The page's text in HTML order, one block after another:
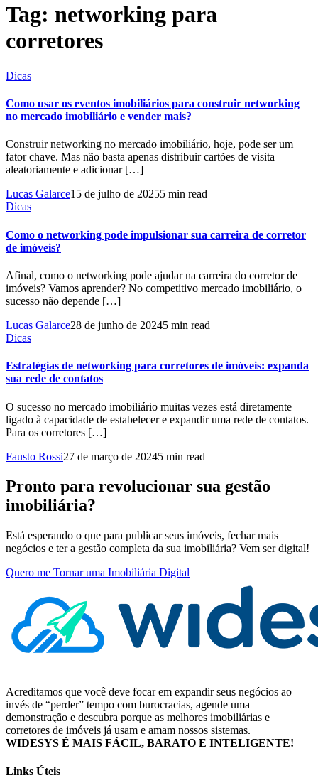
Tag: networking para
corretores
Dicas
Como usar os eventos imobiliários para construir networking
no mercado imobiliário e vender mais?
Construir networking no mercado imobiliário, hoje, pode ser um
fator chave. Mas não basta apenas distribuir cartões de visita
aleatoriamente e adicionar […]
Lucas Galarce15 de julho de 20255 min read
Dicas
Como o networking pode impulsionar sua carreira de corretor
de imóveis?
Afinal, como o networking pode ajudar na carreira do corretor de
imóveis? Vamos aprender? No competitivo mercado imobiliário, o
sucesso não depende […]
Lucas Galarce28 de junho de 20245 min read
Dicas
Estratégias de networking para corretores de imóveis: expanda
sua rede de contatos
O sucesso no mercado imobiliário muitas vezes está diretamente
ligado à capacidade de estabelecer e expandir uma rede de contatos.
Para os corretores […]
Fausto Rossi27 de março de 20245 min read
Pronto para revolucionar sua gestão
imobiliária?
Está esperando o que para publicar seus imóveis, fechar mais
negócios e ter a gestão completa da sua imobiliária? Vem ser digital!
Quero me Tornar uma Imobiliária Digital
Acreditamos que você deve focar em expandir seus negócios ao
invés de “perder” tempo com burocracias, agende uma
demonstração e descubra porque as melhores imobiliárias e
corretores de imóveis já usam e amam nossos sistemas.
WIDESYS É MAIS FÁCIL, BARATO E INTELIGENTE!
Links Úteis